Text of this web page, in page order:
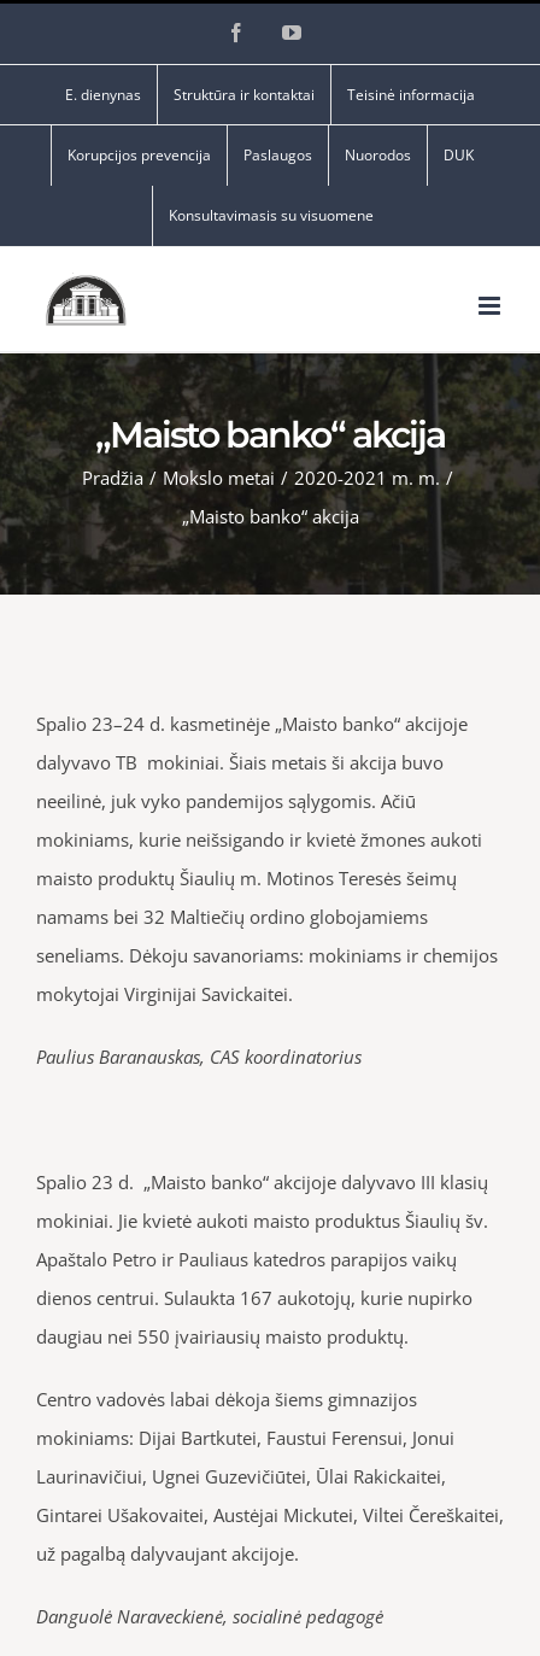
FacebookYouTube
E. dienynas Struktūra ir kontaktai Teisinė informacija
Korupcijos prevencija Paslaugos Nuorodos DUK
Konsultavimasis su visuomene
„Maisto banko“ akcija
Pradžia / Mokslo metai / 2020-2021 m. m. /
„Maisto banko“ akcija
Spalio 23–24 d. kasmetinėje „Maisto banko“ akcijoje
dalyvavo TB mokiniai. Šiais metais ši akcija buvo
neeilinė, juk vyko pandemijos sąlygomis. Ačiū
mokiniams, kurie neišsigando ir kvietė žmones aukoti
maisto produktų Šiaulių m. Motinos Teresės šeimų
namams bei 32 Maltiečių ordino globojamiems
seneliams. Dėkoju savanoriams: mokiniams ir chemijos
mokytojai Virginijai Savickaitei.
Paulius Baranauskas, CAS koordinatorius
Spalio 23 d. „Maisto banko“ akcijoje dalyvavo III klasių
mokiniai. Jie kvietė aukoti maisto produktus Šiaulių šv.
Apaštalo Petro ir Pauliaus katedros parapijos vaikų
dienos centrui. Sulaukta 167 aukotojų, kurie nupirko
daugiau nei 550 įvairiausių maisto produktų.
Centro vadovės labai dėkoja šiems gimnazijos
mokiniams: Dijai Bartkutei, Faustui Ferensui, Jonui
Laurinavičiui, Ugnei Guzevičiūtei, Ūlai Rakickaitei,
Gintarei Ušakovaitei, Austėjai Mickutei, Viltei Čereškaitei,
už pagalbą dalyvaujant akcijoje.
Danguolė Naraveckienė, socialinė pedagogė